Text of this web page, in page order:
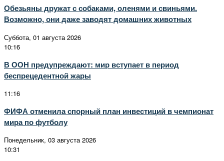
Обезьяны дружат с собаками, оленями и свиньями.
Возможно, они даже заводят домашних животных
Суббота, 01 августа 2026
10:16
В ООН предупреждают: мир вступает в период
беспрецедентной жары
11:16
ФИФА отменила спорный план инвестиций в чемпионат
мира по футболу
Понедельник, 03 августа 2026
10:31